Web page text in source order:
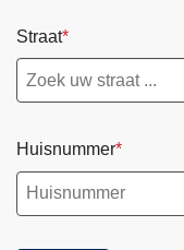
Straat
Huisnummer